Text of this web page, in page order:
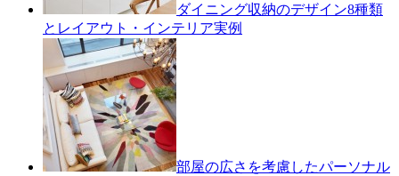
ダイニング収納のデザイン8種類
とレイアウト・インテリア実例
部屋の広さを考慮したパーソナル